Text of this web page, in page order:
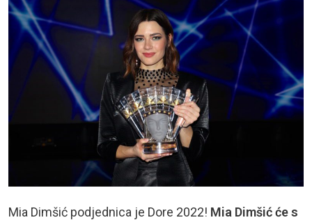
Mia Dimšić podjednica je Dore 2022! Mia Dimšić će s